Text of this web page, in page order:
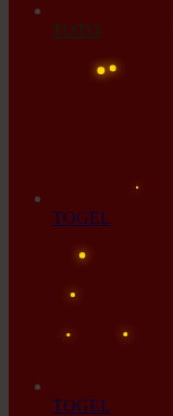
TOTO
TOGEL
TOGEL